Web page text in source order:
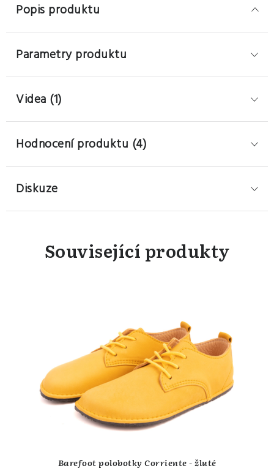
Popis produktu
Parametry produktu
Videa (1)
Hodnocení produktu (4)
Diskuze
Související produkty
Barefoot polobotky Corriente - žluté